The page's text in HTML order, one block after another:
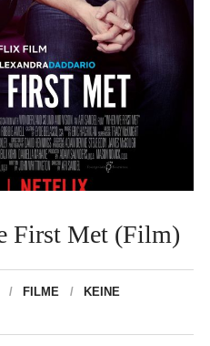
First Met (Film)
FILME
KEINE